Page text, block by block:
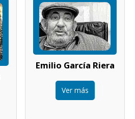
Emilio García Riera
Ver más